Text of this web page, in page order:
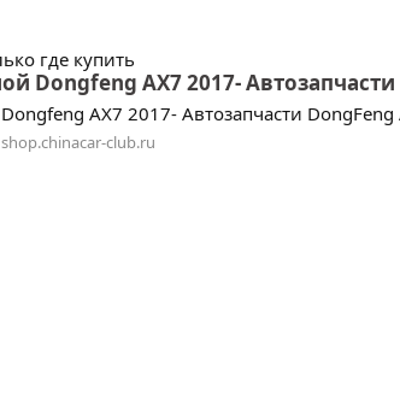
где купить
Dongfeng AX7 2017-
AX7 2017- Автозапчасти
shop.chinacar-club.ru